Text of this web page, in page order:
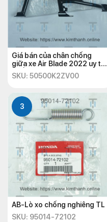
Giá bán của chân chống
giữa xe Air Blade 2022 uy tín
chất lượng
SKU: 50500K2ZV00
3
AB-Lò xo chống nghiêng TL
SKU: 95014-72102